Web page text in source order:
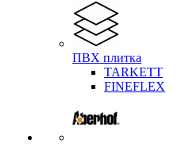
ПВХ плитка
TARKETT
FINEFLEX